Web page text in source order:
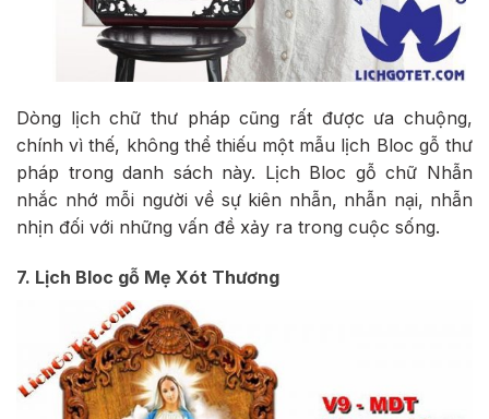
Dòng lịch chữ thư pháp cũng rất được ưa chuộng,
chính vì thế, không thể thiếu một mẫu lịch Bloc gỗ thư
pháp trong danh sách này. Lịch Bloc gỗ chữ Nhẫn
nhắc nhớ mỗi người về sự kiên nhẫn, nhẫn nại, nhẫn
nhịn đối với những vấn đề xảy ra trong cuộc sống.
7. Lịch Bloc gỗ Mẹ Xót Thương